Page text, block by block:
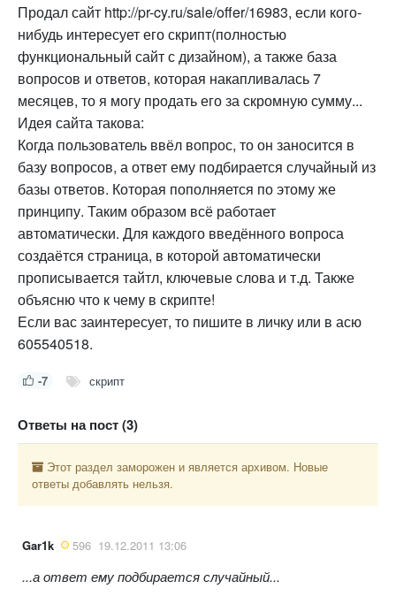
Продал сайт http://pr-cy.ru/sale/offer/16983, если кого-
нибудь интересует его скрипт(полностью
функциональный сайт с дизайном), а также база
вопросов и ответов, которая накапливалась 7
месяцев, то я могу продать его за скромную сумму...
Идея сайта такова:
Когда пользователь ввёл вопрос, то он заносится в
базу вопросов, а ответ ему подбирается случайный из
базы ответов. Которая пополняется по этому же
принципу. Таким образом всё работает
автоматически. Для каждого введённого вопроса
создаётся страница, в которой автоматически
прописывается тайтл, ключевые слова и т.д. Также
объясню что к чему в скрипте!
Если вас заинтересует, то пишите в личку или в асю
605540518.
-7 скрипт
Ответы на пост (3)
Этот раздел заморожен и является архивом. Новые
ответы добавлять нельзя.
Gar1k 596 19.12.2011 13:06
...а ответ ему подбирается случайный...